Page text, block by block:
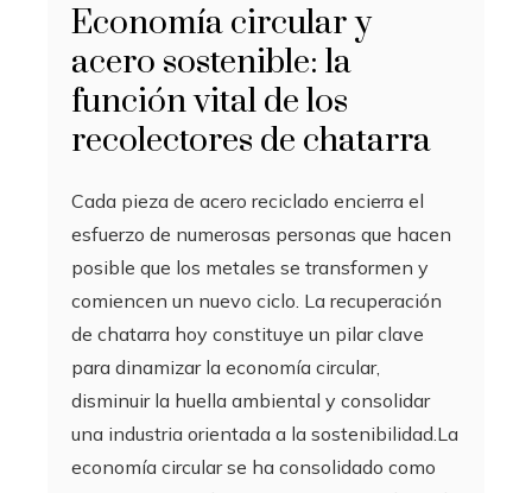
Economía circular y
acero sostenible: la
función vital de los
recolectores de chatarra
Cada pieza de acero reciclado encierra el
esfuerzo de numerosas personas que hacen
posible que los metales se transformen y
comiencen un nuevo ciclo. La recuperación
de chatarra hoy constituye un pilar clave
para dinamizar la economía circular,
disminuir la huella ambiental y consolidar
una industria orientada a la sostenibilidad.La
economía circular se ha consolidado como